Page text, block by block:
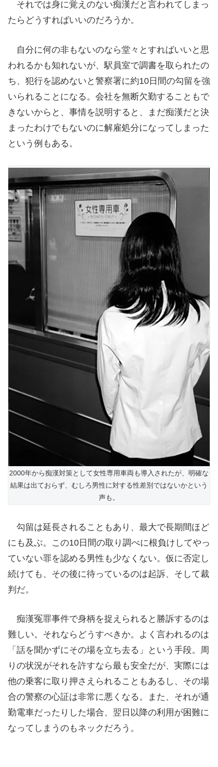
それでは身に覚えのない痴漢だと言われてしまっ
たらどうすればいいのだろうか。
自分に何の非もないのなら堂々とすればいいと思
われるかも知れないが、駅員室で調書を取られたの
ち、犯行を認めないと警察署に約10日間の勾留を強
いられることになる。会社を無断欠勤することもで
きないからと、事情を説明すると、まだ痴漢だと決
まったわけでもないのに解雇処分になってしまった
という例もある。
2000年から痴漢対策として女性専用車両も導入されたが、明確な
結果は出ておらず、むしろ男性に対する性差別ではないかという
声も。
勾留は延長されることもあり、最大で長期間ほど
にも及ぶ。この10日間の取り調べに根負けしてやっ
ていない罪を認める男性も少なくない。仮に否定し
続けても、その後に待っているのは起訴、そして裁
判だ。
痴漢冤罪事件で身柄を捉えられると勝訴するのは
難しい。それならどうすべきか。よく言われるのは
「話を聞かずにその場を立ち去る」という手段。周
りの状況がそれを許すなら最も安全だが、実際には
他の乗客に取り押さえられることもあるし、その場
合の警察の心証は非常に悪くなる。また、それが通
勤電車だったりした場合、翌日以降の利用が困難に
なってしまうのもネックだろう。